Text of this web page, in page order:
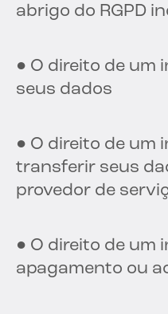
abrigo do RGPD
● O direito de um
seus dados
● O direito de um
transferir seus
provedor de
● O direito de um
apagamento ou